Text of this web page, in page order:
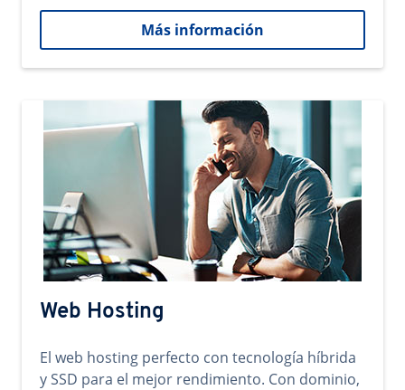
Más información
Web Hosting
El web hosting perfecto con tecnología híbrida
y SSD para el mejor rendimiento. Con dominio,